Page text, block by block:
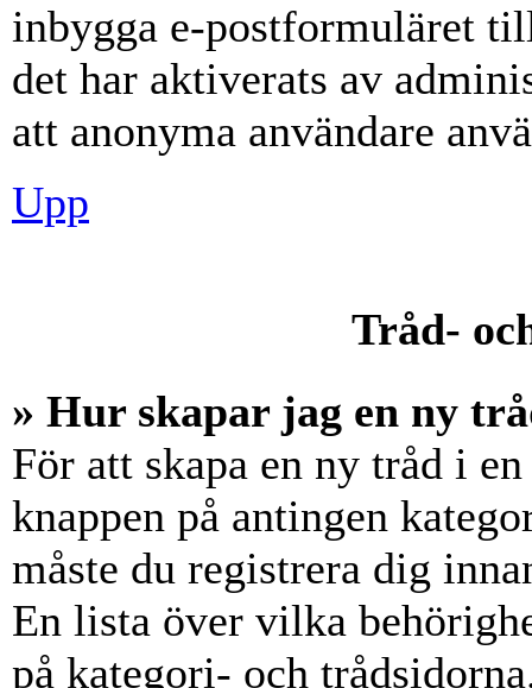
inbygga e-postformuläret
det har aktiverats av
att anonyma användare
Upp
Tråd-
» Hur skapar jag en ny
För att skapa en ny tråd i
knappen på antingen
måste du registrera dig
En lista över vilka
på kategori- och